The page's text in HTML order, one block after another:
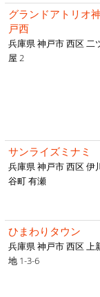
グランドアトリオ神
戸西
兵庫県 神戸市 西区 二
屋 2
サンライズミナミ
兵庫県 神戸市 西区 伊
谷町 有瀬
ひまわりタウン
兵庫県 神戸市 西区 上
地 1-3-6